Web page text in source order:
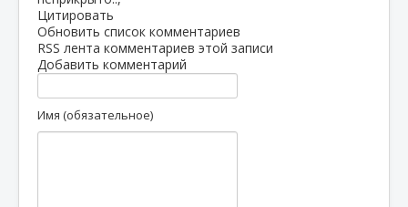
Цитировать
Обновить список комментариев
RSS лента комментариев этой записи
Добавить комментарий
Имя (обязательное)